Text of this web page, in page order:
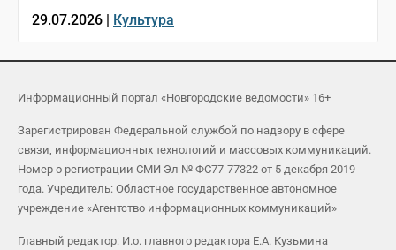
29.07.2026 | Культура
Информационный портал «Новгородские ведомости» 16+
Зарегистрирован Федеральной службой по надзору в сфере
связи, информационных технологий и массовых коммуникаций.
Номер о регистрации СМИ Эл № ФС77-77322 от 5 декабря 2019
года. Учредитель: Областное государственное автономное
учреждение «Агентство информационных коммуникаций»
Главный редактор: И.о. главного редактора Е.А. Кузьмина